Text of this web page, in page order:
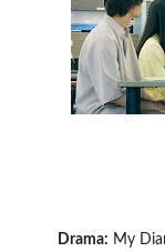
Drama: My